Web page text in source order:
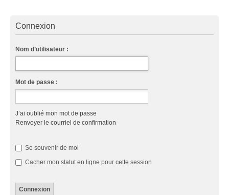
Connexion
Nom d’utilisateur :
Mot de passe :
J’ai oublié mon mot de passe
Renvoyer le courriel de confirmation
Se souvenir de moi
Cacher mon statut en ligne pour cette session